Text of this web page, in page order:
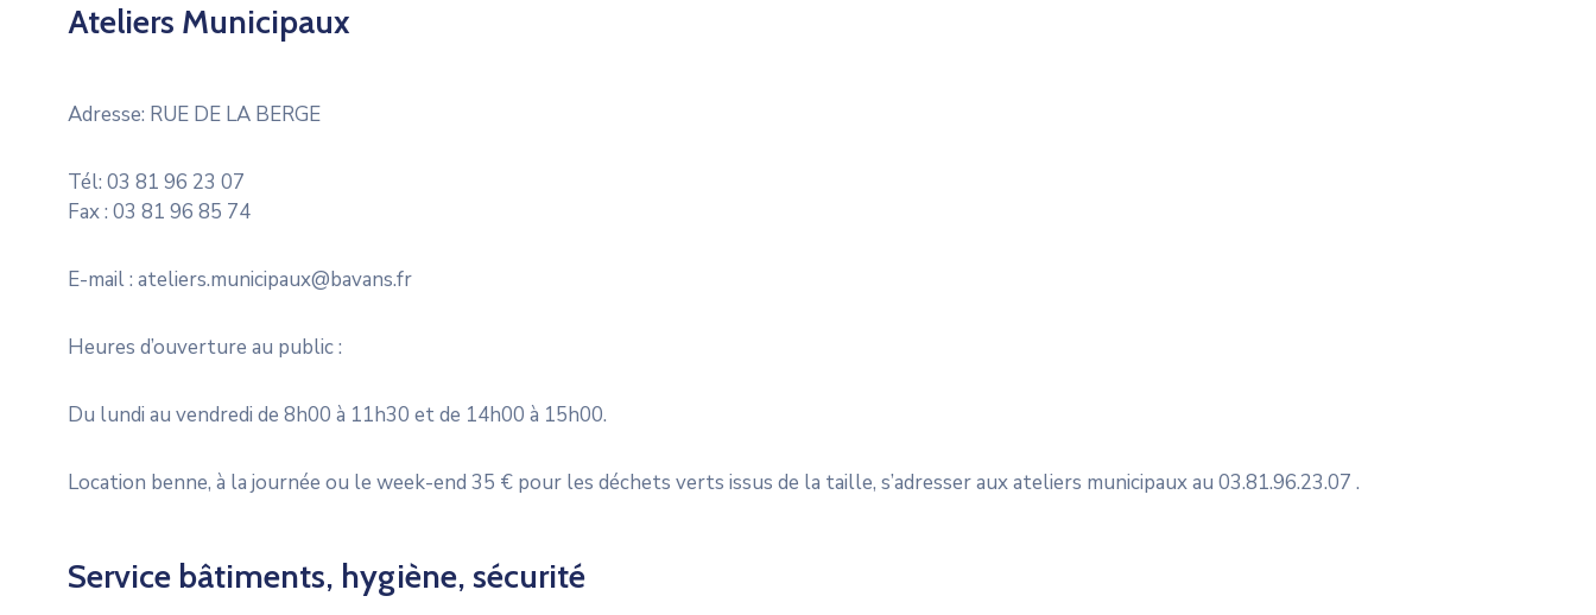
Ateliers Municipaux
Adresse: RUE DE LA BERGE
Tél: 03 81 96 23 07
Fax : 03 81 96 85 74
E-mail : ateliers.municipaux@bavans.fr
Heures d’ouverture au public :
Du lundi au vendredi de 8h00 à 11h30 et de 14h00 à 15h00.
Location benne, à la journée ou le week-end 35 € pour les déchets verts issus de la taille, s’adresser aux ateliers municipaux au 03.81.96.23.07 .
Service bâtiments, hygiène, sécurité